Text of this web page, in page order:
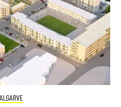
ALGARVE